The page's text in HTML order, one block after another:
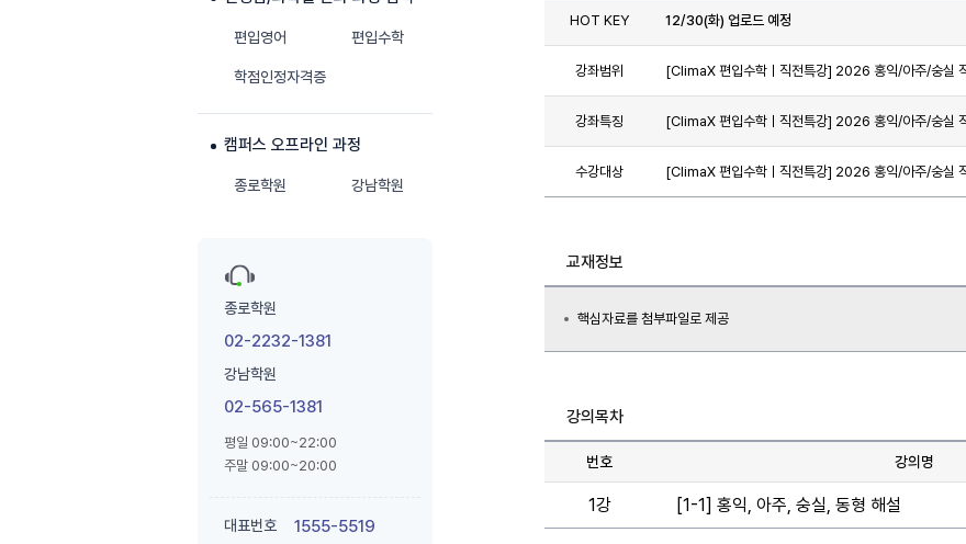
편입영어 편입수학
학점인정자격증
캠퍼스 오프라인 과정
종로학원 강남학원
종로학원
02-2232-1381
강남학원
02-565-1381
평일 09:00~22:00
주말 09:00~20:00
대표번호 1555-5519
HOT KEY 12/30(화) 업로드 예정
강좌범위 [ClimaX 편입수학ㅣ직전특강] 2026 홍익/아주/숭실
강좌특징 [ClimaX 편입수학ㅣ직전특강] 2026 홍익/아주/숭실
수강대상 [ClimaX 편입수학ㅣ직전특강] 2026 홍익/아주/숭실
교재정보
핵심자료를 첨부파일로 제공
강의목차
번호 강의명
1강 [1-1] 홍익, 아주, 숭실, 동형 해설